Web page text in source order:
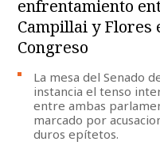
enfrentamiento
Campillai y Flores
Congreso
La mesa del Senado
instancia el tenso
entre ambas
marcado por
duros epítetos.